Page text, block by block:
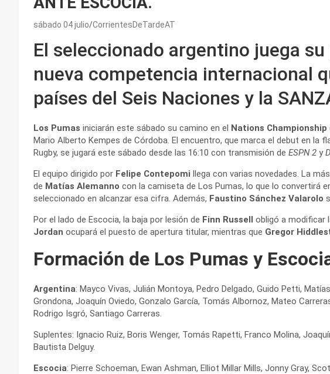
sábado 04 julio CorrientesDeTardeAT
El seleccionado argentino juega
nueva competencia internacional
países del Seis Naciones y la
Los Pumas iniciarán este sábado su camino en el Nations Championship
Mario Alberto Kempes de Córdoba. El encuentro, que marca el debut en la
Rugby, se jugará este sábado desde las 16:10 con transmisión de ESPN 2 y
El equipo dirigido por Felipe Contepomi llega con varias novedades. La
de Matías Alemanno con la camiseta de Los Pumas, lo que lo convertirá
seleccionado en alcanzar esa cifra. Además, Faustino Sánchez Valarolo
Por el lado de Escocia, la baja por lesión de Finn Russell obligó a modificar
Jordan ocupará el puesto de apertura titular, mientras que Gregor
Formación de Los Pumas y
Argentina: Mayco Vivas, Julián Montoya, Pedro Delgado, Guido Petti,
Grondona, Joaquín Oviedo, Gonzalo García, Tomás Albornoz, Mateo
Rodrigo Isgró, Santiago Carreras.
Suplentes: Ignacio Ruiz, Boris Wenger, Tomás Rapetti, Franco Molina,
Bautista Delguy.
Escocia: Pierre Schoeman, Ewan Ashman, Elliot Millar Mills, Jonny Gray,